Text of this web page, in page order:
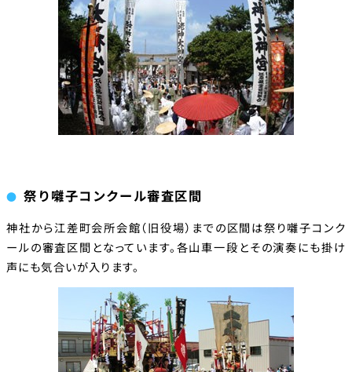
祭り囃子コンクール審査区間
神社から江差町会所会館（旧役場）までの区間は祭り囃子コンク
ールの審査区間となっています。各山車一段とその演奏にも掛け
声にも気合いが入ります。